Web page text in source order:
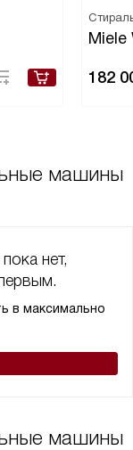
Miele
182
машины
нет,
в максимально
машины